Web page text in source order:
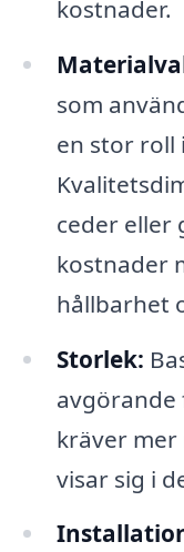
kostnader.
som
en stor roll
ceder eller
kostnader
hållbarhet
Storlek:
avgörande
kräver
visar sig i